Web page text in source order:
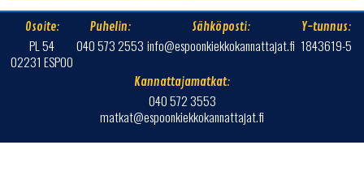
Osoite:
PL 54
02231 ESPOO
Puhelin:
040 573 2553
Sähköposti:
info@espoonkiekkokannattajat.fi
Y-tunnus:
1843619-5
Kannattajamatkat:
040 572 3553
matkat@espoonkiekkokannattajat.fi